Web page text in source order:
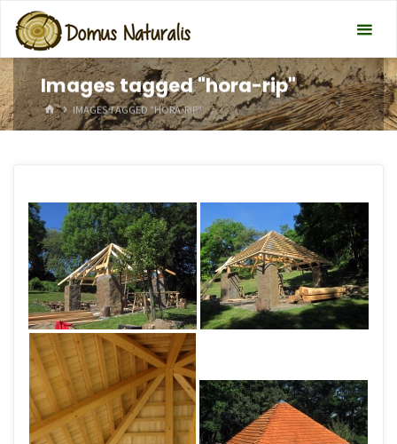
Images tagged "hora-rip"
HOMEIMAGES TAGGED "HORA-RIP"